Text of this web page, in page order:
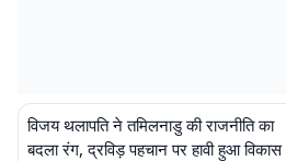
विजय थलापति ने तमिलनाडु की राजनीति का
बदला रंग, द्रविड़ पहचान पर हावी हुआ विकास